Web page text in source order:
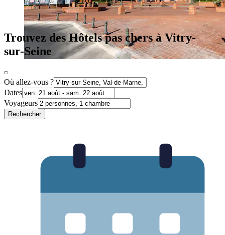
Trouvez des Hôtels pas chers à Vitry-
sur-Seine
Où allez-vous ?
Dates
Voyageurs
Rechercher